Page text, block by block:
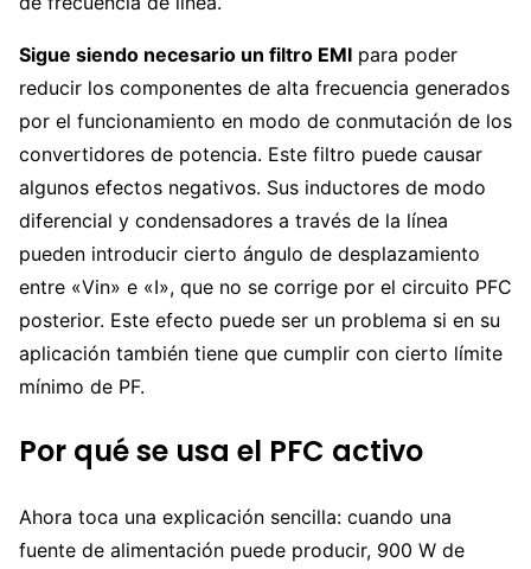
Sigue siendo necesario un filtro EMI para poder
reducir los componentes de alta frecuencia generados
por el funcionamiento en modo de conmutación de los
convertidores de potencia. Este filtro puede causar
algunos efectos negativos. Sus inductores de modo
diferencial y condensadores a través de la línea
pueden introducir cierto ángulo de desplazamiento
entre «Vin» e «I», que no se corrige por el circuito PFC
posterior. Este efecto puede ser un problema si en su
aplicación también tiene que cumplir con cierto límite
mínimo de PF.
Por qué se usa el PFC activo
Ahora toca una explicación sencilla: cuando una
fuente de alimentación puede producir, 900 W de